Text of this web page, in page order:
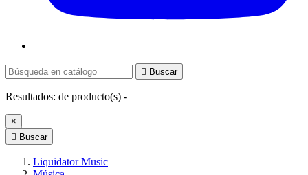
 Buscar
Resultados: de producto(s) -
×
 Buscar
Liquidator Music